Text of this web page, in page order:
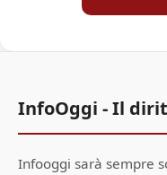
InfoOggi - Il
Infooggi sarà sempre